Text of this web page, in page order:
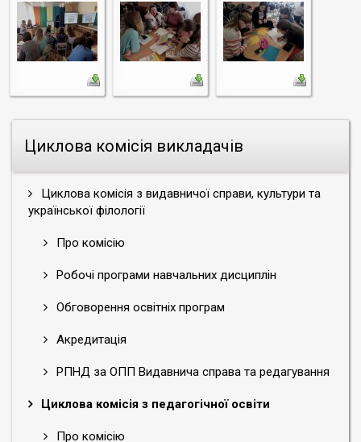
Циклова комісія викладачів
Циклова комісія з видавничої справи, культури та
української філології
Про комісію
Робочі програми навчальних дисциплін
Обговорення освітніх програм
Акредитація
РПНД за ОПП Видавнича справа та редагування
Циклова комісія з педагогічної освіти
Про комісію